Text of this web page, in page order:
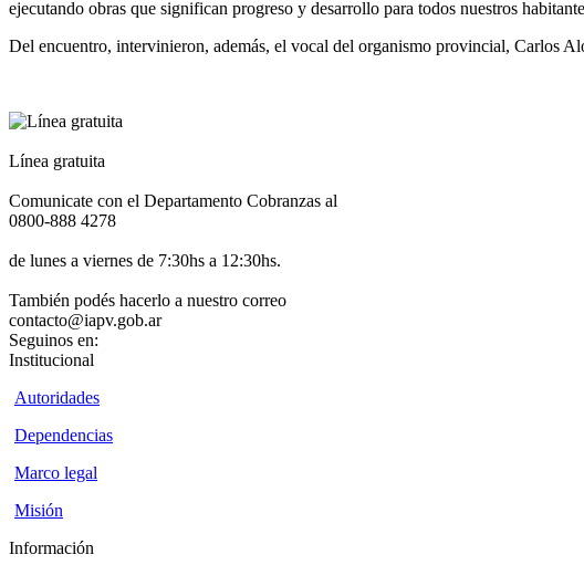
ejecutando obras que significan progreso y desarrollo para todos nuestros
Del encuentro, intervinieron, además, el vocal del organismo provincial, Carlos
Línea gratuita
Comunicate con el Departamento Cobranzas al
0800-888 4278
de lunes a viernes de 7:30hs a 12:30hs.
También podés hacerlo a nuestro correo
contacto@iapv.gob.ar
Seguinos en:
Institucional
Autoridades
Dependencias
Marco legal
Misión
Información